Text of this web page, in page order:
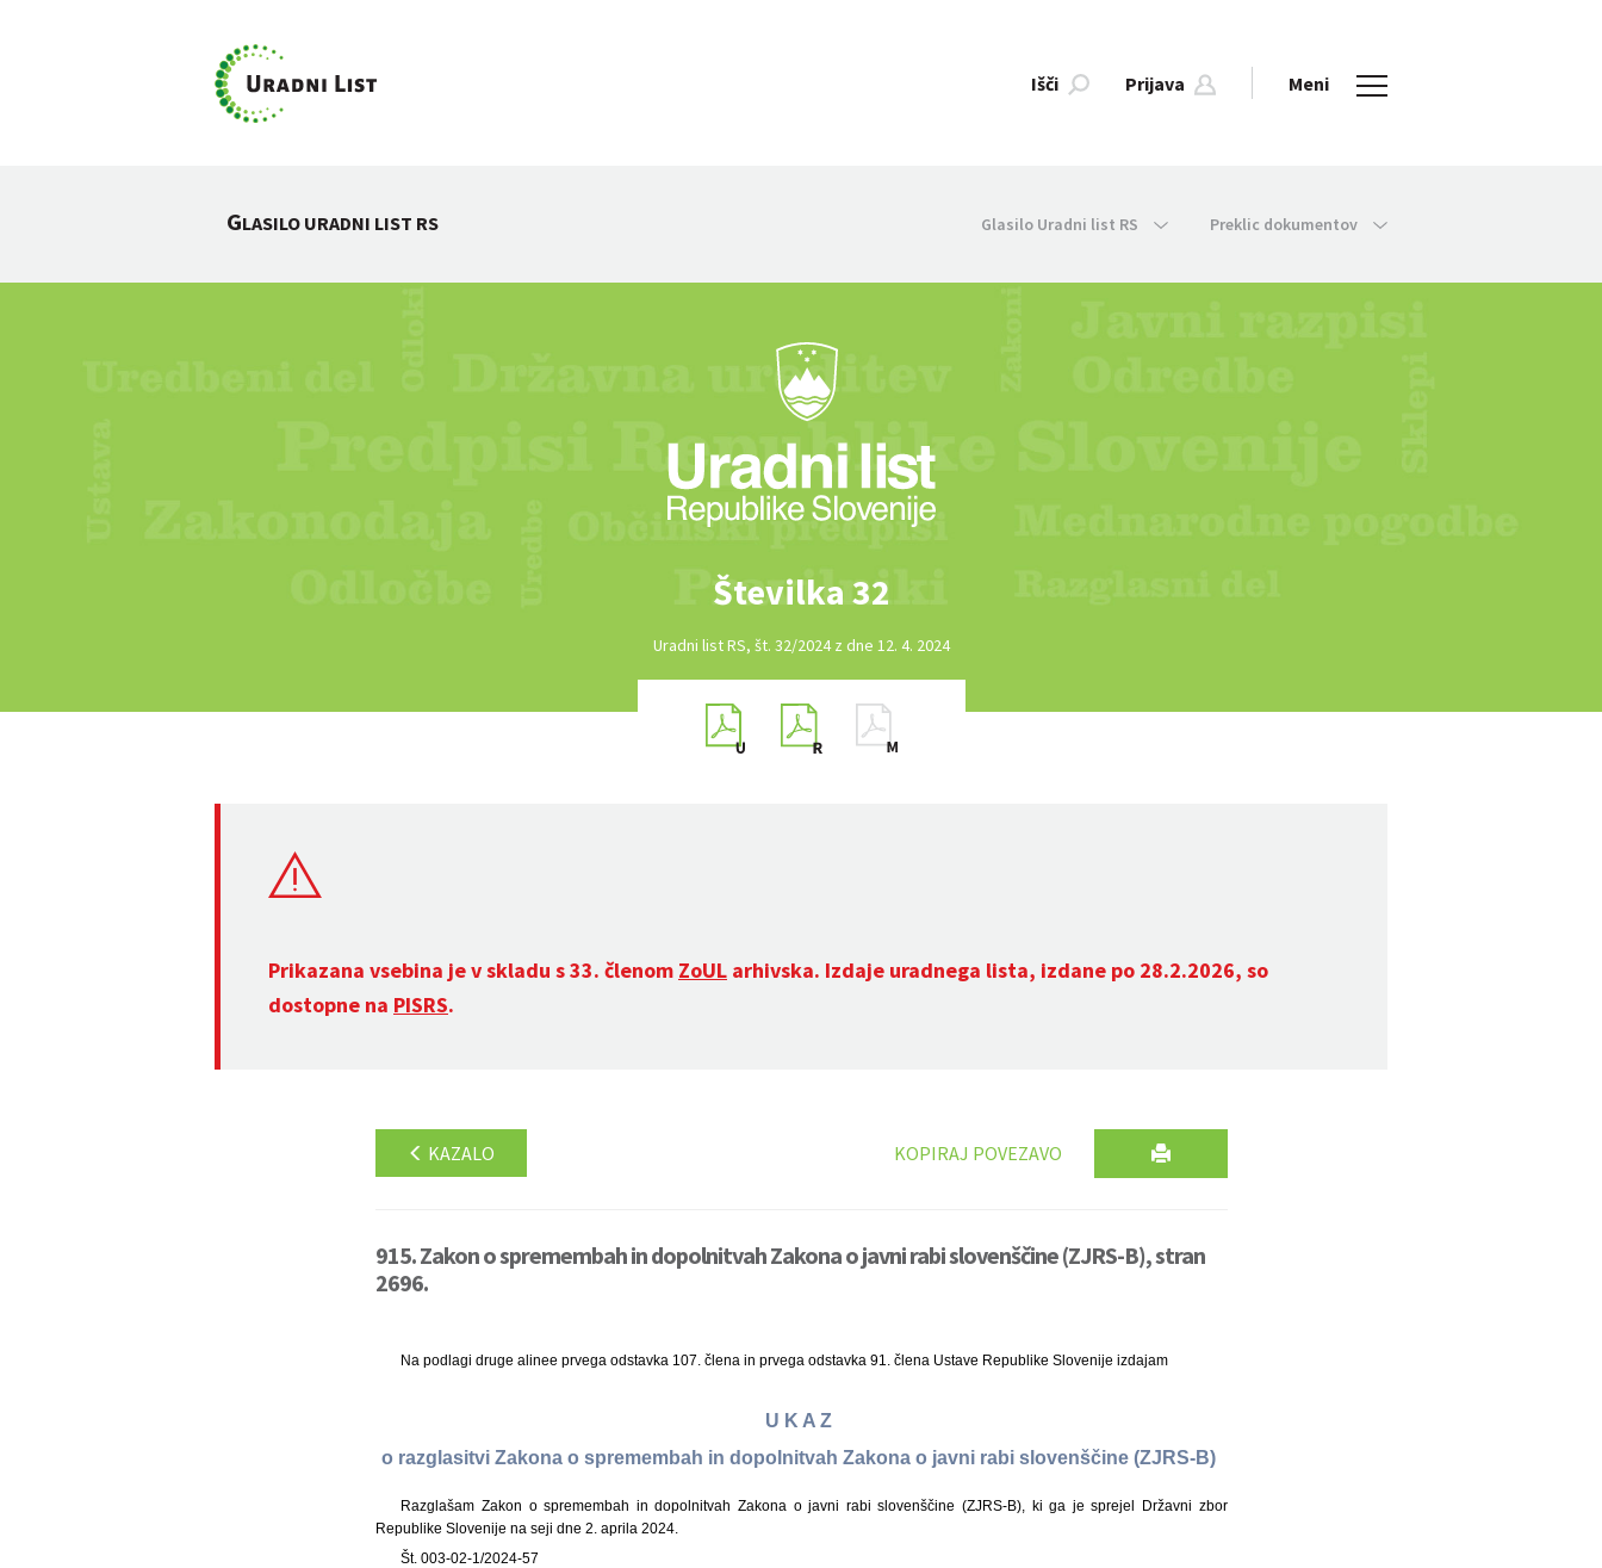
Išči Prijava Meni
GLASILO URADNI LIST RS Glasilo Uradni list RS Preklic dokumentov
Številka 32
Uradni list RS, št. 32/2024 z dne 12. 4. 2024
Prikazana vsebina je v skladu s 33. členom ZoUL arhivska. Izdaje uradnega lista, izdane po 28.2.2026, so
dostopne na PISRS.
KAZALO KOPIRAJ POVEZAVO
915. Zakon o spremembah in dopolnitvah Zakona o javni rabi slovenščine (ZJRS-B), stran
2696.
Na podlagi druge alinee prvega odstavka 107. člena in prvega odstavka 91. člena Ustave Republike Slovenije izdajam
U K A Z
o razglasitvi Zakona o spremembah in dopolnitvah Zakona o javni rabi slovenščine (ZJRS-B)
Razglašam Zakon o spremembah in dopolnitvah Zakona o javni rabi slovenščine (ZJRS-B), ki ga je sprejel Državni zbor
Republike Slovenije na seji dne 2. aprila 2024.
Št. 003-02-1/2024-57